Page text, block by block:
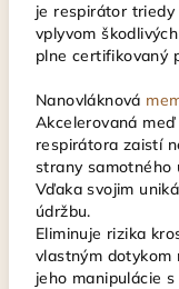
je respirátor triedy
vplyvom
plne certifikovaný
Nanovláknová
Akcelerovaná
respirátora zaistí
strany samotného
Vďaka svojim
údržbu.
Eliminuje rizika
vlastným dotykom
jeho manipulácie s